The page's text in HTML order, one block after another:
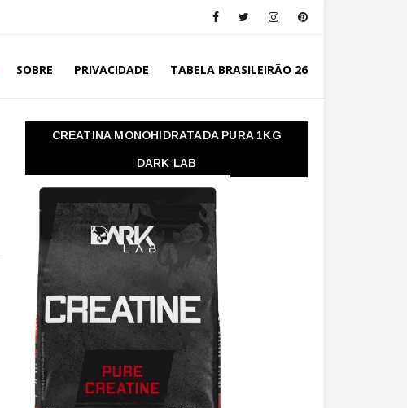
SOBRE PRIVACIDADE TABELA BRASILEIRÃO 26
CREATINA MONOHIDRATADA PURA 1KG
DARK LAB